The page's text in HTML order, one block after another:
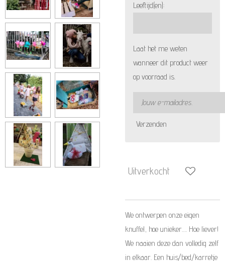
Leeftijd(en):
Laat het me weten
wanneer dit product weer
op voorraad is.
Verzenden
Uitverkocht
We ontwerpen onze eigen
knuffel, hoe unieker…. Hoe liever!
We naaien deze dan volledig zelf
in elkaar. Een huis/bed/karretje